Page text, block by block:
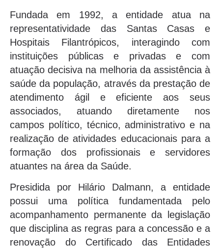
Fundada em 1992, a entidade atua na
representatividade das Santas Casas e
Hospitais Filantrópicos, interagindo com
instituições públicas e privadas e com
atuação decisiva na melhoria da assistência à
saúde da população, através da prestação de
atendimento ágil e eficiente aos seus
associados, atuando diretamente nos
campos político, técnico, administrativo e na
realização de atividades educacionais para a
formação dos profissionais e servidores
atuantes na área da Saúde.
Presidida por Hilário Dalmann, a entidade
possui uma política fundamentada pelo
acompanhamento permanente da legislação
que disciplina as regras para a concessão e a
renovação do Certificado das Entidades